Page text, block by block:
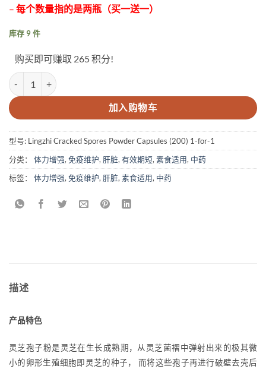
– 每个数量指的是两瓶（买一送一）
库存 9 件
购买即可赚取 265 积分!
Lingzhi Cracked Spores Powder Capsules (200 capsules) *PROMO*
加入购物车
型号: Lingzhi Cracked Spores Powder Capsules (200) 1-for-1
分类： 体力增强,免疫维护, 肝脏,有效期短,素食适用, 中药
标签： 体力增强,免疫维护, 肝脏,素食适用, 中药
描述
产品特色
灵芝孢子粉是灵芝在生长成熟期，从灵芝菌褶中弹射出来的极其微
小的卵形生殖细胞即灵芝的种子， 而将这些孢子再进行破壁去壳后